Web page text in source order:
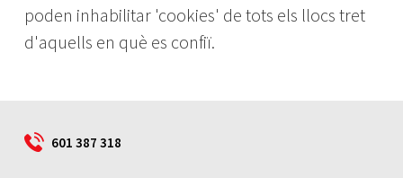
poden inhabilitar 'cookies' de tots els llocs tret
d'aquells en què es confiï.
601 387 318